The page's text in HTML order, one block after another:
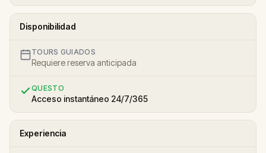
Disponibilidad
TOURS GUIADOS
Requiere reserva anticipada
QUESTO
Acceso instantáneo 24/7/365
Experiencia